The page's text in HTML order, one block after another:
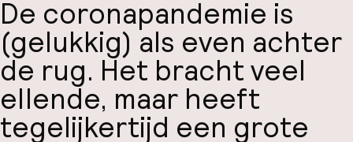
De coronapandemie is
(gelukkig) als even achter
de rug. Het bracht veel
ellende, maar heeft
tegelijkertijd een grote